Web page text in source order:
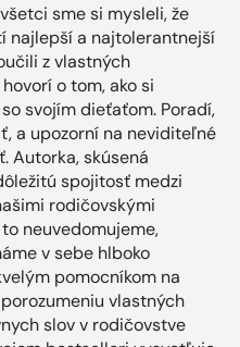
sme si mysleli, že
najlepší a najtolerantnejší
z vlastných
o tom, ako si
svojím dieťaťom. Poradí,
a upozorní na neviditeľné
Autorka, skúsená
spojitosť medzi
rodičovskými
neuvedomujeme,
v sebe hlboko
pomocníkom na
vlastných
slov v rodičovstve